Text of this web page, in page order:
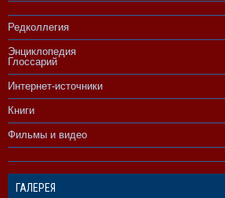
Редколлегия
Энциклопедия
Глоссарий
Интернет-источники
Книги
Фильмы и видео
ГАЛЕРЕЯ